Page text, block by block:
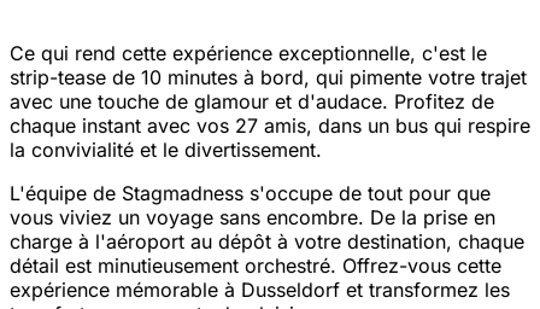
Ce qui rend cette expérience exceptionnelle, c'est le
strip-tease de 10 minutes à bord, qui pimente votre trajet
avec une touche de glamour et d'audace. Profitez de
chaque instant avec vos 27 amis, dans un bus qui respire
la convivialité et le divertissement.
L'équipe de Stagmadness s'occupe de tout pour que
vous viviez un voyage sans encombre. De la prise en
charge à l'aéroport au dépôt à votre destination, chaque
détail est minutieusement orchestré. Offrez-vous cette
expérience mémorable à Dusseldorf et transformez les